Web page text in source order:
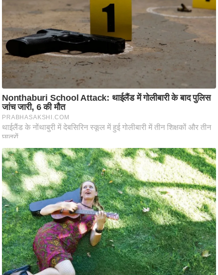
श
न
प
रा
ज
नी
ति
वि
श्ले
ष
ण
स
म
सा
म
यि
क
मा
तृ